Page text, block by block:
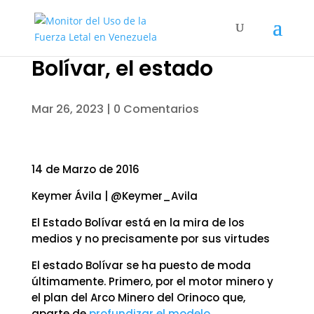
Bolívar, el estado
Mar 26, 2023 | 0 Comentarios
14 de Marzo de 2016
Keymer Ávila | @Keymer_Avila
El Estado Bolívar está en la mira de los
medios y no precisamente por sus virtudes
El estado Bolívar se ha puesto de moda
últimamente. Primero, por el motor minero y
el plan del Arco Minero del Orinoco que,